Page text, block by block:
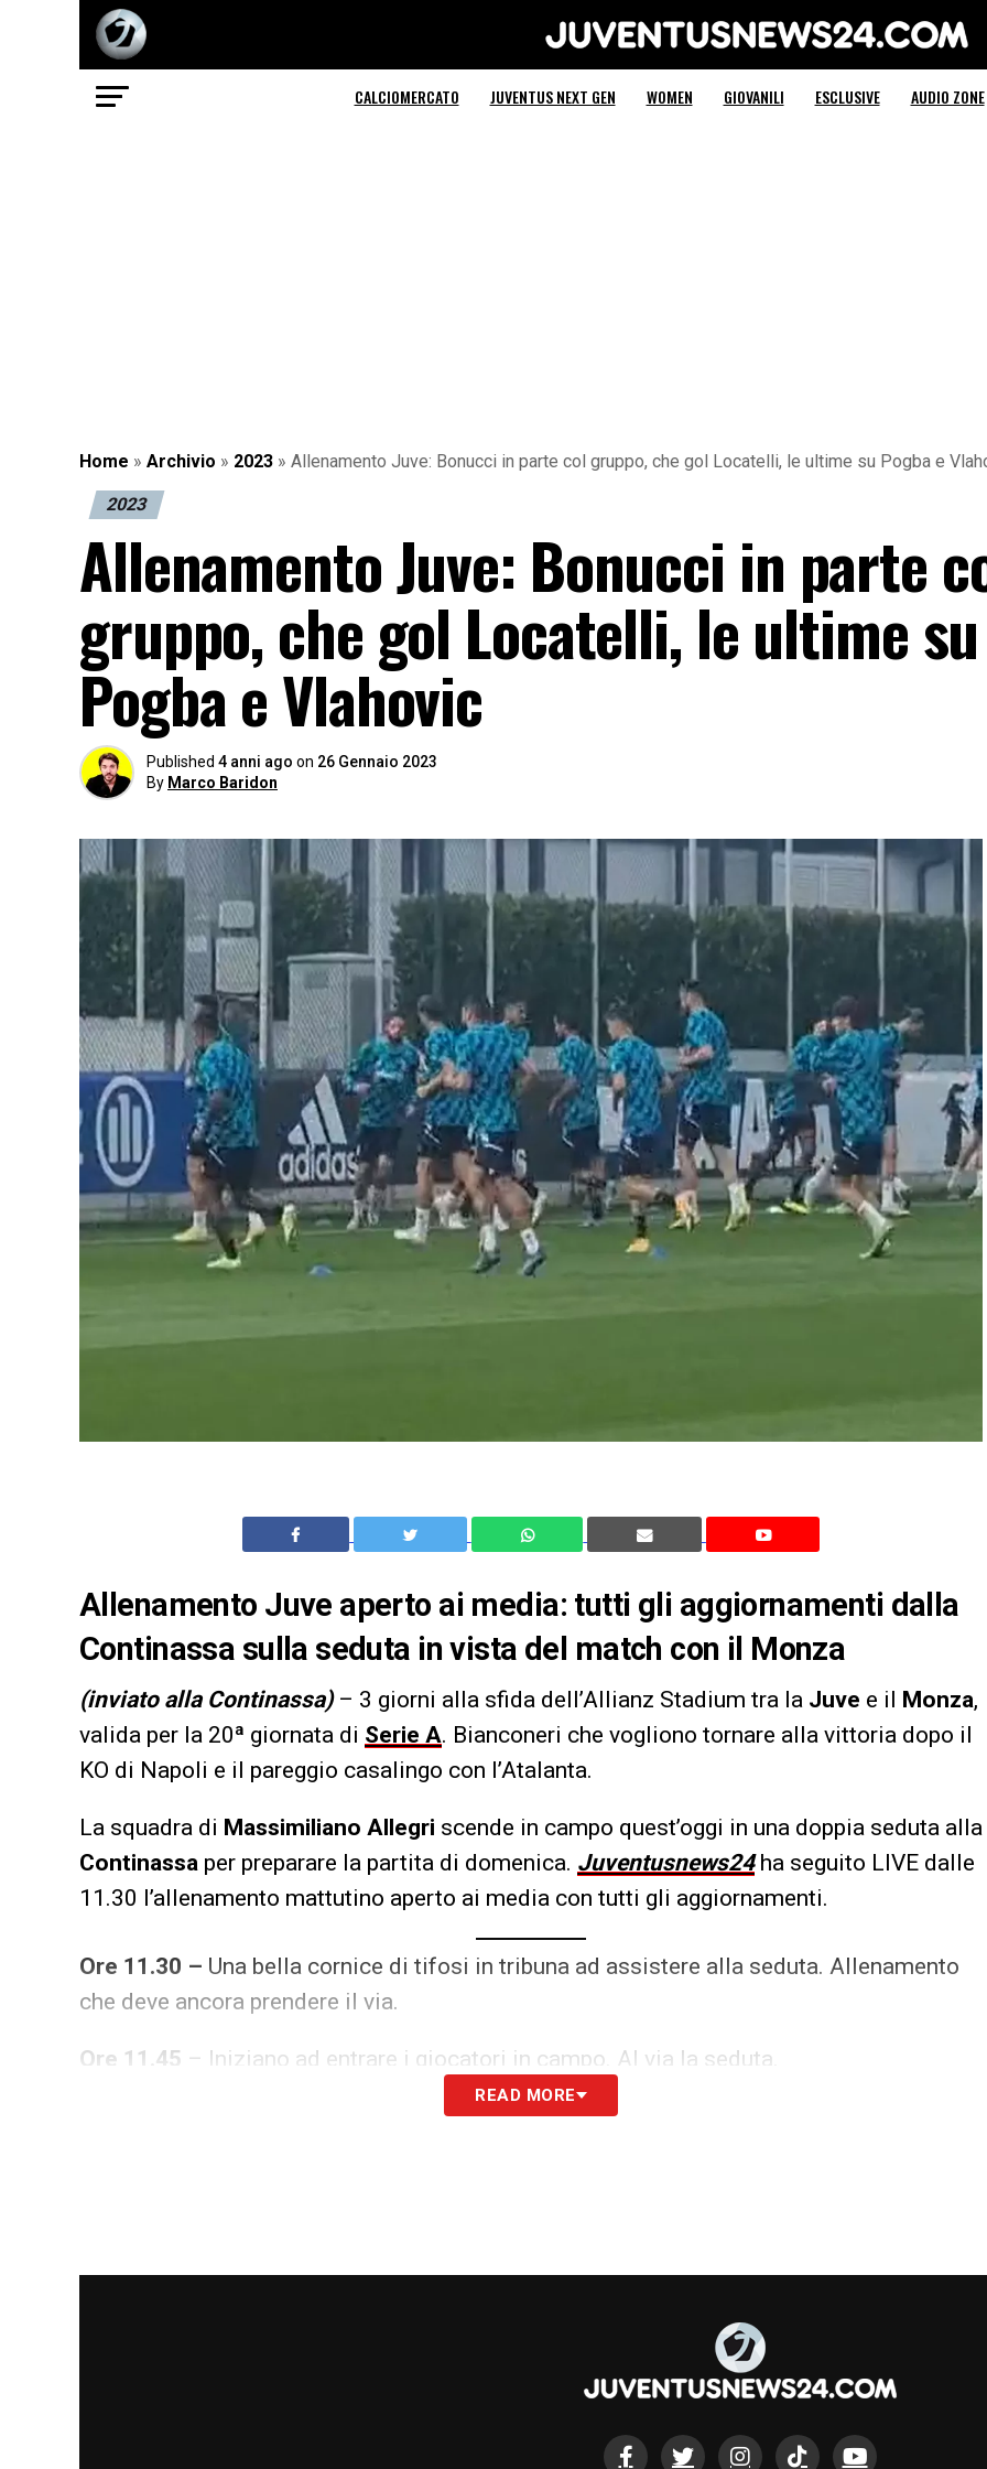
Juventus News 24
CALCIOMERCATO JUVENTUS NEXT GEN WOMEN GIOVANILI ESCLUSIVE AUDIO ZONE
Home » Archivio » 2023 » Allenamento Juve: Bonucci in parte col gruppo, che gol Locatelli, le ultime su Pogba e
2023
Allenamento Juve: Bonucci in parte
gruppo, che gol Locatelli, le ultime su
Pogba e Vlahovic
Published 4 anni ago on 26 Gennaio 2023
By Marco Baridon
Allenamento Juve aperto ai media: tutti gli aggiornamenti dalla
Continassa sulla seduta in vista del match con il Monza
(inviato alla Continassa) – 3 giorni alla sfida dell’Allianz Stadium tra la Juve e il Monza,
valida per la 20ª giornata di Serie A. Bianconeri che vogliono tornare alla vittoria dopo il
KO di Napoli e il pareggio casalingo con l’Atalanta.
La squadra di Massimiliano Allegri scende in campo quest’oggi in una doppia seduta alla
Continassa per preparare la partita di domenica. Juventusnews24ha seguito LIVE dalle
11.30 l’allenamento mattutino aperto ai media con tutti gli aggiornamenti.
Ore 11.30 – Una bella cornice di tifosi in tribuna ad assistere alla seduta. Allenamento
che deve ancora prendere il via.
Ore 11.45 – Iniziano ad entrare i giocatori in campo. Al via la seduta.
Presente Bonucci insieme ai compagni, così come Weston McKennie, al
leggera corsetta, gruppo ora che lavora su tre torelli in spazi stretti.
Massimiliano Allegri è a colloquio a bordocampo con Cherubini e Pessotto.
– Aggregati anche Aké e Riccio dalla Next Gen, così come Huijsen dalla
READ MORE